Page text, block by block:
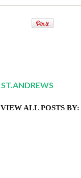
ST.ANDREWS
VIEW ALL POSTS BY: